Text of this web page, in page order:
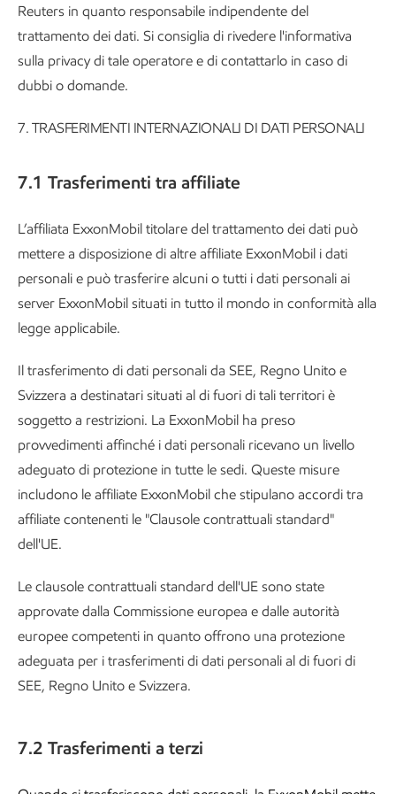
Reuters in quanto responsabile indipendente del
trattamento dei dati. Si consiglia di rivedere l'informativa
sulla privacy di tale operatore e di contattarlo in caso di
dubbi o domande.
7. TRASFERIMENTI INTERNAZIONALI DI DATI PERSONALI
7.1 Trasferimenti tra affiliate
L’affiliata ExxonMobil titolare del trattamento dei dati può
mettere a disposizione di altre affiliate ExxonMobil i dati
personali e può trasferire alcuni o tutti i dati personali ai
server ExxonMobil situati in tutto il mondo in conformità alla
legge applicabile.
Il trasferimento di dati personali da SEE, Regno Unito e
Svizzera a destinatari situati al di fuori di tali territori è
soggetto a restrizioni. La ExxonMobil ha preso
provvedimenti affinché i dati personali ricevano un livello
adeguato di protezione in tutte le sedi. Queste misure
includono le affiliate ExxonMobil che stipulano accordi tra
affiliate contenenti le "Clausole contrattuali standard"
dell'UE.
Le clausole contrattuali standard dell'UE sono state
approvate dalla Commissione europea e dalle autorità
europee competenti in quanto offrono una protezione
adeguata per i trasferimenti di dati personali al di fuori di
SEE, Regno Unito e Svizzera.
7.2 Trasferimenti a terzi